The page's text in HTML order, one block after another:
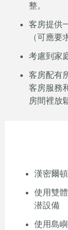
整。
客房提供
（可應要
考慮到家
客房配有
客房服務
房間裡放
漢密爾
使用雙
潜設備
使用島